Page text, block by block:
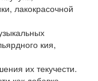
лакокрасочной
кия,
их текучести.